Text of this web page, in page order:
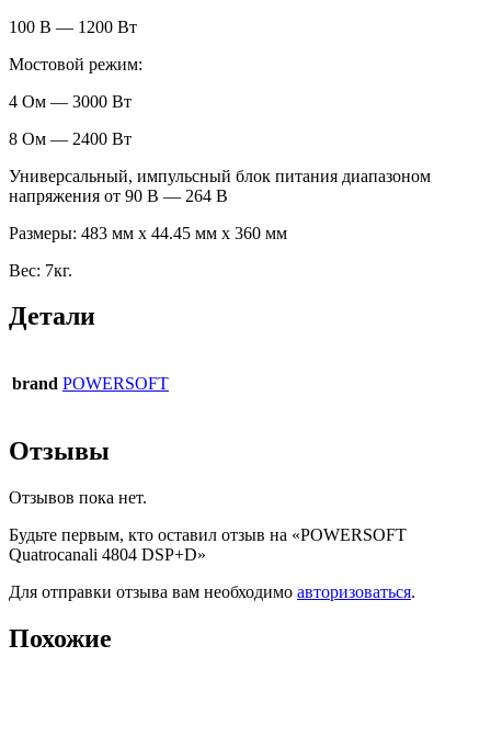
100 В — 1200 Вт
Мостовой режим:
4 Ом — 3000 Вт
8 Ом — 2400 Вт
Универсальный, импульсный блок питания диапазоном
напряжения от 90 В — 264 В
Размеры: 483 мм x 44.45 мм x 360 мм
Вес: 7кг.
Детали
brand POWERSOFT
Отзывы
Отзывов пока нет.
Будьте первым, кто оставил отзыв на «POWERSOFT
Quatrocanali 4804 DSP+D»
Для отправки отзыва вам необходимо авторизоваться.
Похожие